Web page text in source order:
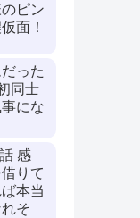
ピン
面！
った
同士
にな
感
りて
本当
そ